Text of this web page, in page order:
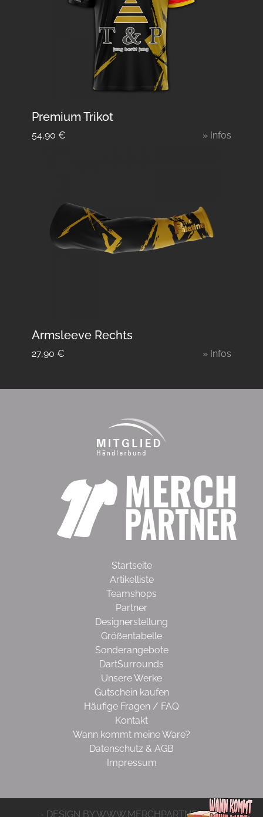
Premium Trikot
54,90 € » Infos
Armsleeve Rechts
27,90 € » Infos
Startseite
Artikelliste
Teamshops
Partner
Designerstellung
Größentabelle
Sonderangebote
DartSurrounds
Unsere Werke
Gutschein kaufen
Häufige Fragen / FAQ
Kontakt
Wann kommt meine Ware?
Datenschutz & AGB
Impressum
- DESIGN BY WWW.MERCHPARTNER.DE -